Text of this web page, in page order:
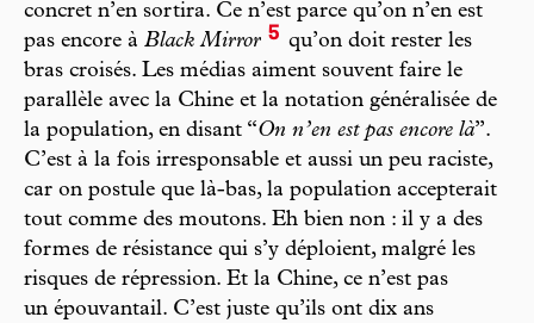
concret n’en sortira. Ce n’est parce qu’on n’en est
pas encore à Black Mirror 5 qu’on doit rester les
bras croisés. Les médias aiment souvent faire le
parallèle avec la Chine et la notation généralisée de
la population, en disant “On n’en est pas encore là”.
C’est à la fois irresponsable et aussi un peu raciste,
car on postule que là-bas, la population accepterait
tout comme des moutons. Eh bien non : il y a des
formes de résistance qui s’y déploient, malgré les
risques de répression. Et la Chine, ce n’est pas
un épouvantail. C’est juste qu’ils ont dix ans